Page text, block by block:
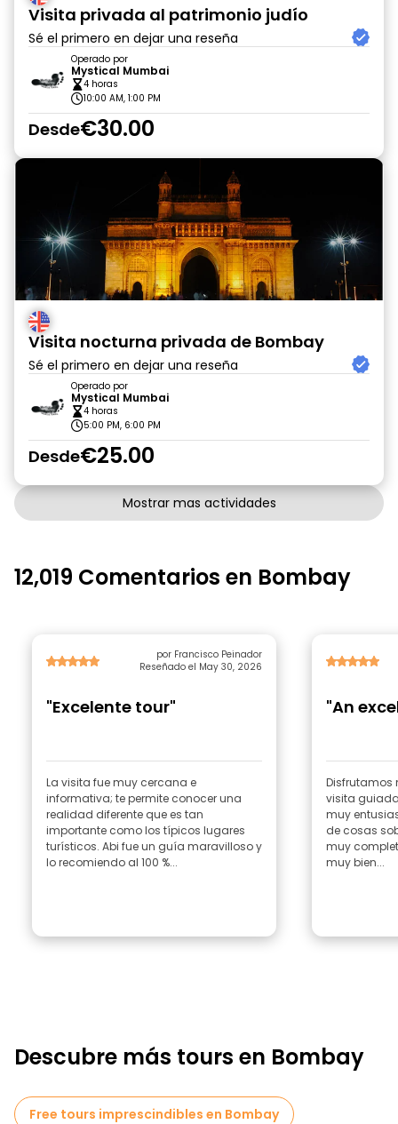
Visita privada al patrimonio judío
Sé el primero en dejar una reseña
Operado por
Mystical Mumbai
4 horas
10:00 AM, 1:00 PM
Desde€30.00
Visita nocturna privada de Bombay
Sé el primero en dejar una reseña
Operado por
Mystical Mumbai
4 horas
5:00 PM, 6:00 PM
Desde€25.00
Mostrar mas actividades
12,019 Comentarios en Bombay
por Francisco Peinador
Reseñado el May 30, 2026
"Excelente tour"
La visita fue muy cercana e
informativa; te permite conocer una
realidad diferente que es tan
importante como los típicos lugares
turísticos. Abi fue un guía maravilloso y
lo recomiendo al 100 %...
"An
Disfrutamos
visita
muy
de cosas
muy
muy bien...
Descubre más tours en Bombay
Free tours imprescindibles en Bombay